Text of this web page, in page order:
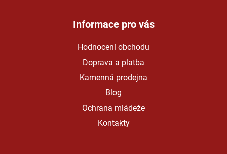
Informace pro vás
Hodnocení obchodu
Doprava a platba
Kamenná prodejna
Blog
Ochrana mládeže
Kontakty